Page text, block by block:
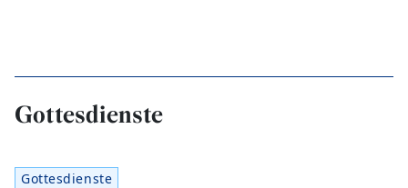
Gottesdienste
Gottesdienste